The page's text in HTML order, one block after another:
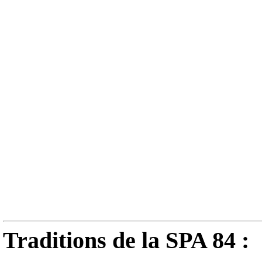
Traditions de la SPA 84 :